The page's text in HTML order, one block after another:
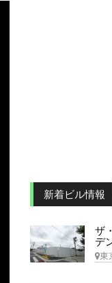
新着ビル情報
ザ
デ
東